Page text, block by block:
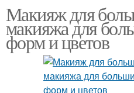
Макияж для
макияжа для
форм и цветов